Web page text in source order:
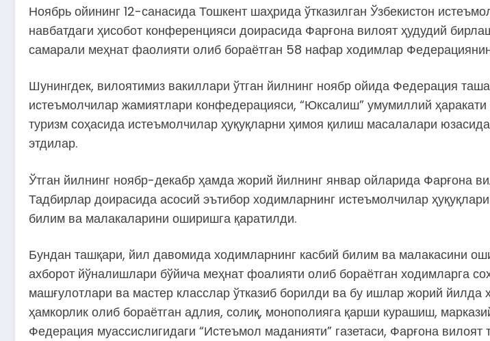
Ноябрь ойининг 12-санасида Тошкент шаҳрида ўтказилган Ўзбекистон
навбатдаги ҳисобот конференцияси доирасида Фарғона вилоят ҳудудий
самарали меҳнат фаолияти олиб бораётган 58 нафар ходимлар
Шунингдек, вилоятимиз вакиллари ўтган йилнинг ноябр ойида Федерация
истеъмолчилар жамиятлари конфедерацияси, “Юксалиш” умумиллий
туризм соҳасида истеъмолчилар ҳуқуқларни ҳимоя қилиш масалалари
этдилар.
Ўтган йилнинг ноябр-декабр ҳамда жорий йилнинг январ ойларида Фарғона
Тадбирлар доирасида асосий эътибор ходимларнинг истеъмолчилар
билим ва малакаларини оширишга қаратилди.
Бундан ташқари, йил давомида ходимларнинг касбий билим ва малакасини
ахборот йўналишлари бўйича меҳнат фоалияти олиб бораётган ходимларга
машғулотлари ва мастер класслар ўтказиб борилди ва бу ишлар жорий
ҳамкорлик олиб бораётган адлия, солиқ, монополияга қарши курашиш,
Федерация муассислигидаги “Истеъмол маданияти” газетаси, Фарғона вилоят